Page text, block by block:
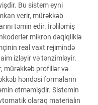
Bu sistem eyni
verir, mürəkkəb
təmin edir. İrəliləmiş
mikron dəqiqliklə
real vaxt rejimində
izləyir və tənzimləyir.
mürəkkəb profillər və
həndəsi formaların
etməmişdir. Sistemin
olaraq materialın